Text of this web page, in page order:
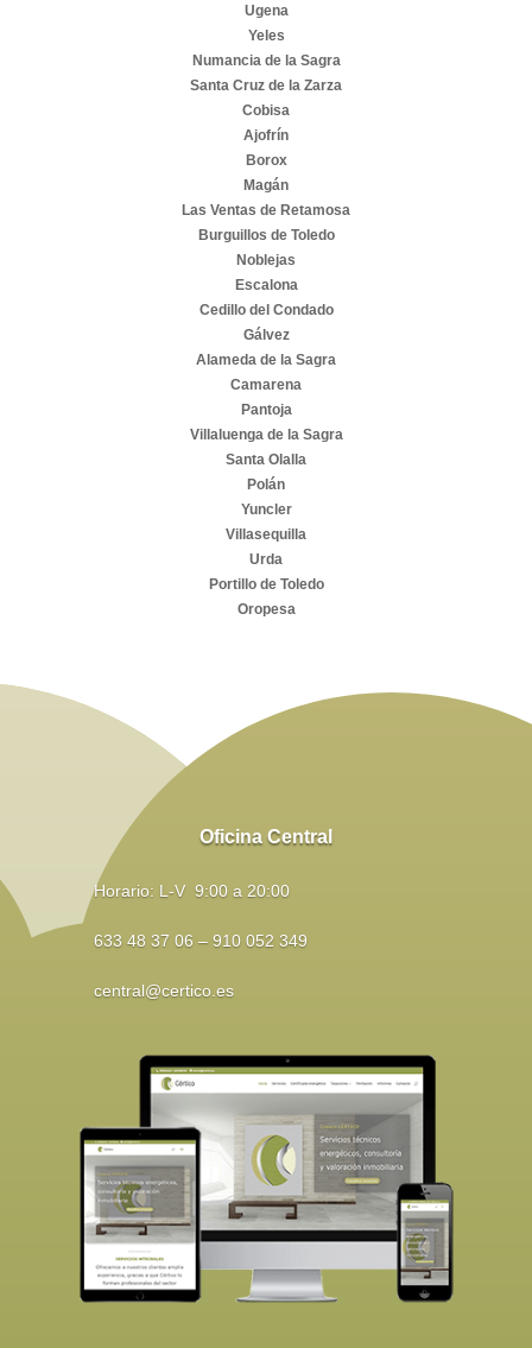
Ugena
Yeles
Numancia de la Sagra
Santa Cruz de la Zarza
Cobisa
Ajofrín
Borox
Magán
Las Ventas de Retamosa
Burguillos de Toledo
Noblejas
Escalona
Cedillo del Condado
Gálvez
Alameda de la Sagra
Camarena
Pantoja
Villaluenga de la Sagra
Santa Olalla
Polán
Yuncler
Villasequilla
Urda
Portillo de Toledo
Oropesa
Oficina Central
Horario: L-V 9:00 a 20:00
633 48 37 06 – 910 052 349
central@certico.es